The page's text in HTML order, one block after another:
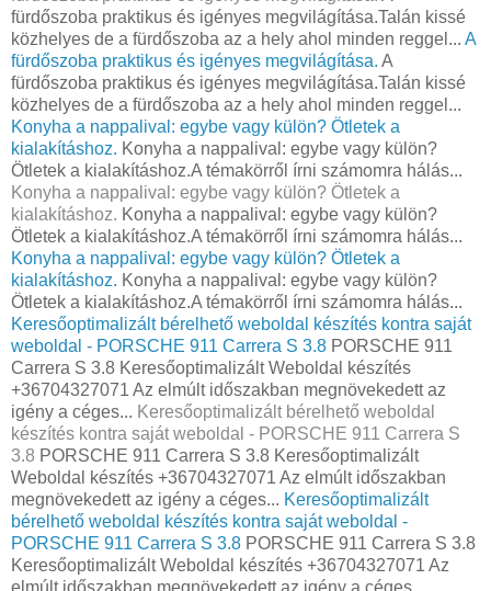
fürdőszoba praktikus és igényes megvilágítása.Talán kissé
közhelyes de a fürdőszoba az a hely ahol minden reggel... A
fürdőszoba praktikus és igényes megvilágítása. A
fürdőszoba praktikus és igényes megvilágítása.Talán kissé
közhelyes de a fürdőszoba az a hely ahol minden reggel...
Konyha a nappalival: egybe vagy külön? Ötletek a
kialakításhoz. Konyha a nappalival: egybe vagy külön?
Ötletek a kialakításhoz.A témakörről írni számomra hálás...
Konyha a nappalival: egybe vagy külön? Ötletek a
kialakításhoz. Konyha a nappalival: egybe vagy külön?
Ötletek a kialakításhoz.A témakörről írni számomra hálás...
Konyha a nappalival: egybe vagy külön? Ötletek a
kialakításhoz. Konyha a nappalival: egybe vagy külön?
Ötletek a kialakításhoz.A témakörről írni számomra hálás...
Keresőoptimalizált bérelhető weboldal készítés kontra saját
weboldal - PORSCHE 911 Carrera S 3.8 PORSCHE 911
Carrera S 3.8 Keresőoptimalizált Weboldal készítés
+36704327071 Az elmúlt időszakban megnövekedett az
igény a céges... Keresőoptimalizált bérelhető weboldal
készítés kontra saját weboldal - PORSCHE 911 Carrera S
3.8 PORSCHE 911 Carrera S 3.8 Keresőoptimalizált
Weboldal készítés +36704327071 Az elmúlt időszakban
megnövekedett az igény a céges... Keresőoptimalizált
bérelhető weboldal készítés kontra saját weboldal -
PORSCHE 911 Carrera S 3.8 PORSCHE 911 Carrera S 3.8
Keresőoptimalizált Weboldal készítés +36704327071 Az
elmúlt időszakban megnövekedett az igény a céges...